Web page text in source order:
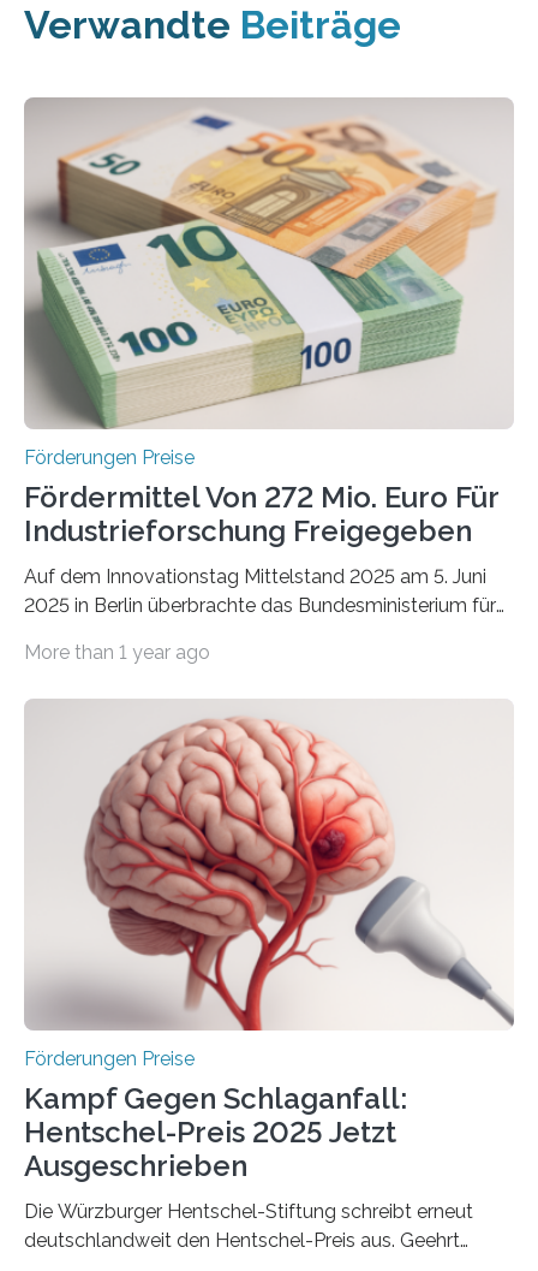
Verwandte Beiträge
Förderungen Preise
Fördermittel Von 272 Mio. Euro Für
Industrieforschung Freigegeben
Auf dem Innovationstag Mittelstand 2025 am 5. Juni
2025 in Berlin überbrachte das Bundesministerium für
Überplanmäßige Verpflichtungsermächtigungen in
Woche vom Haushaltsausschuss freigegeben – unter
anderem zur Unterstützung der
Industrieforschungsprogramme Industrielle
Gemeinschaftsforschung (IGF), Zentrales
Innovationsprogramm Mittelstand (ZIM) und
Innovationskompetenz INNO-KOM. Auf dem
Innovationstag Mittelstand 2025 am 5. Juni 2025 in
Berlin überbrachte das Bundesministerium für
Wirtschaft und Energie eine gute Nachricht:
Überplanmäßige Verpflichtungsermächtigungen in
More than 1 year ago
Förderungen Preise
Kampf Gegen Schlaganfall:
Hentschel-Preis 2025 Jetzt
Ausgeschrieben
Die Würzburger Hentschel-Stiftung schreibt erneut
deutschlandweit den Hentschel-Preis aus. Geehrt